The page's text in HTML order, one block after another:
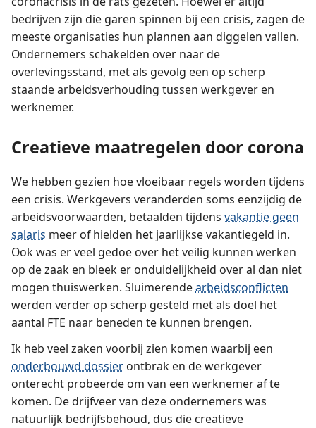
bedrijven zijn die garen spinnen bij een crisis, zagen de
meeste organisaties hun plannen aan diggelen vallen.
Ondernemers schakelden over naar de
overlevingsstand, met als gevolg een op scherp
staande arbeidsverhouding tussen werkgever en
werknemer.
Creatieve maatregelen door corona
We hebben gezien hoe vloeibaar regels worden tijdens
een crisis. Werkgevers veranderden soms eenzijdig de
arbeidsvoorwaarden, betaalden tijdensvakantie geen
salaris meer of hielden het jaarlijkse vakantiegeld in.
Ook was er veel gedoe over het veilig kunnen werken
op de zaak en bleek er onduidelijkheid over al dan niet
mogen thuiswerken. Sluimerendearbeidsconflicten
werden verder op scherp gesteld met als doel het
aantal FTE naar beneden te kunnen brengen.
Ik heb veel zaken voorbij zien komen waarbij een
onderbouwd dossierontbrak en de werkgever
onterecht probeerde om van een werknemer af te
komen. De drijfveer van deze ondernemers was
natuurlijk bedrijfsbehoud, dus die creatieve